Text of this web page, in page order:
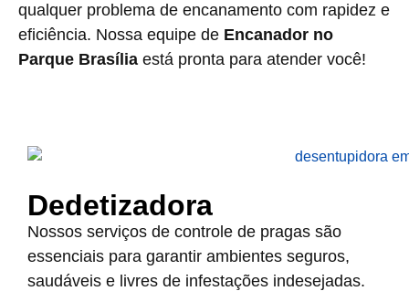
qualquer problema de encanamento com rapidez e
eficiência. Nossa equipe de Encanador no
Parque Brasília está pronta para atender você!
Dedetizadora
Nossos serviços de controle de pragas são
essenciais para garantir ambientes seguros,
saudáveis e livres de infestações indesejadas.